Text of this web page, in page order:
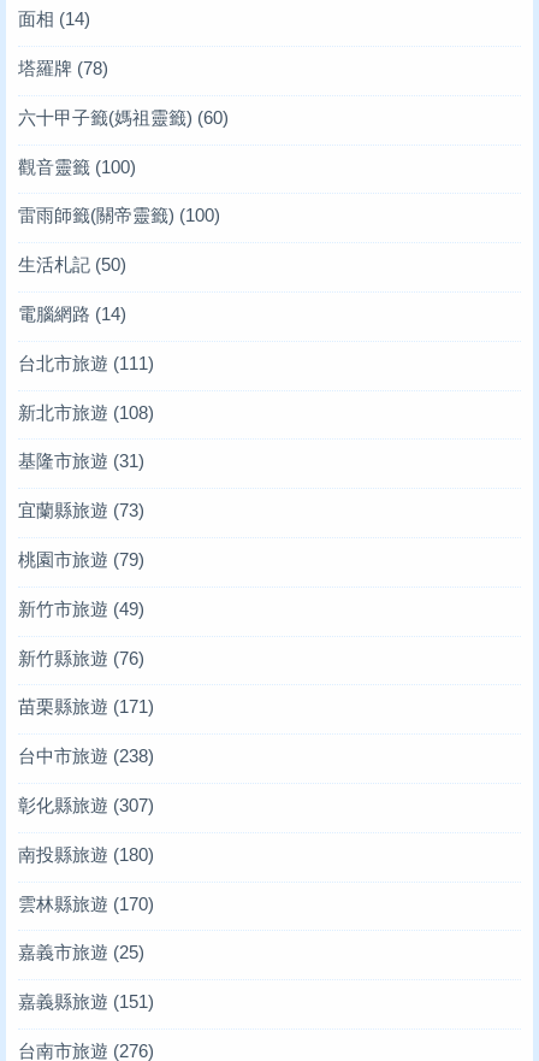
面相 (14)
塔羅牌 (78)
六十甲子籤(媽祖靈籤) (60)
觀音靈籤 (100)
雷雨師籤(關帝靈籤) (100)
生活札記 (50)
電腦網路 (14)
台北市旅遊 (111)
新北市旅遊 (108)
基隆市旅遊 (31)
宜蘭縣旅遊 (73)
桃園市旅遊 (79)
新竹市旅遊 (49)
新竹縣旅遊 (76)
苗栗縣旅遊 (171)
台中市旅遊 (238)
彰化縣旅遊 (307)
南投縣旅遊 (180)
雲林縣旅遊 (170)
嘉義市旅遊 (25)
嘉義縣旅遊 (151)
台南市旅遊 (276)